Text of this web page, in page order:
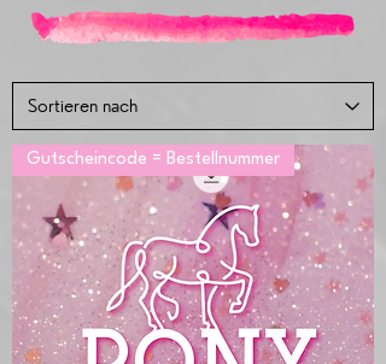
Gutscheincode = Bestellnummer